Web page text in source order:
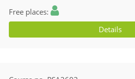
Free places
Details